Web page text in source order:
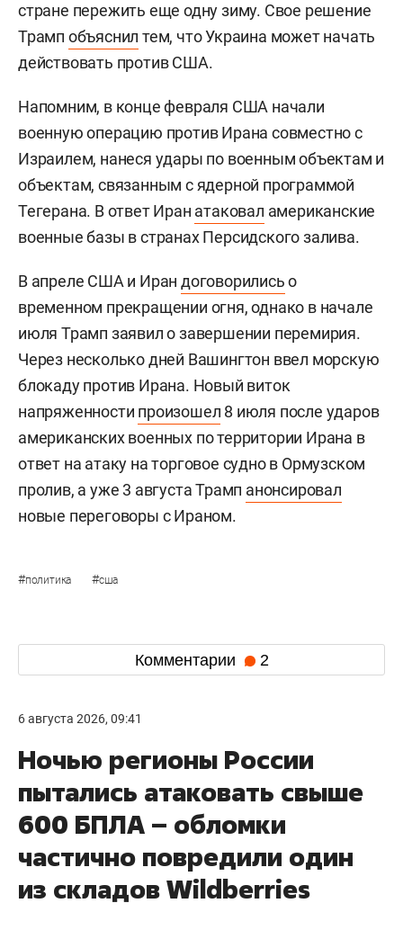
стране пережить еще одну зиму. Свое решение
Трамп объяснил тем, что Украина может начать
действовать против США.
Напомним, в конце февраля США начали
военную операцию против Ирана совместно с
Израилем, нанеся удары по военным объектам и
объектам, связанным с ядерной программой
Тегерана. В ответ Иран атаковал американские
военные базы в странах Персидского залива.
В апреле США и Ирандоговорилисьо
временном прекращении огня, однако в начале
июля Трамп заявил о завершении перемирия.
Через несколько дней Вашингтон ввел морскую
блокаду против Ирана. Новый виток
напряженности произошел 8 июля после ударов
американских военных по территории Ирана в
ответ на атаку на торговое судно в Ормузском
пролив, а уже 3 августа Трамп анонсировал
новые переговоры с Ираном.
#политика #сша
Комментарии 2
6 августа 2026, 09:41
Ночью регионы России
пытались атаковать свыше
600 БПЛА – обломки
частично повредили один
из складов Wildberries